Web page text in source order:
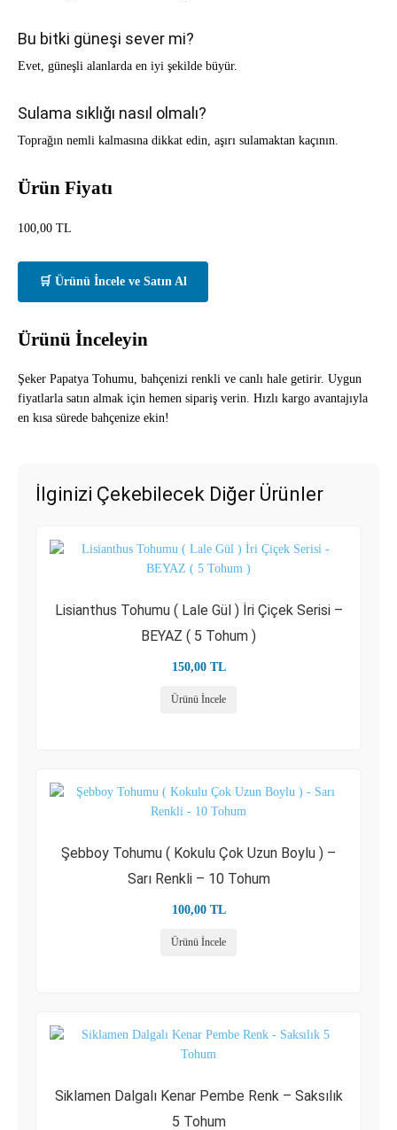
Bu bitki güneşi sever mi?
Evet, güneşli alanlarda en iyi şekilde büyür.
Sulama sıklığı nasıl olmalı?
Toprağın nemli kalmasına dikkat edin, aşırı sulamaktan kaçının.
Ürün Fiyatı
100,00 TL
🛒 Ürünü İncele ve Satın Al
Ürünü İnceleyin
Şeker Papatya Tohumu, bahçenizi renkli ve canlı hale getirir. Uygun
fiyatlarla satın almak için hemen sipariş verin. Hızlı kargo avantajıyla
en kısa sürede bahçenize ekin!
İlginizi Çekebilecek Diğer Ürünler
Lisianthus Tohumu ( Lale Gül ) İri Çiçek Serisi –
BEYAZ ( 5 Tohum )
150,00 TL
Ürünü İncele
Şebboy Tohumu ( Kokulu Çok Uzun Boylu ) –
Sarı Renkli – 10 Tohum
100,00 TL
Ürünü İncele
Siklamen Dalgalı Kenar Pembe Renk – Saksılık
5 Tohum